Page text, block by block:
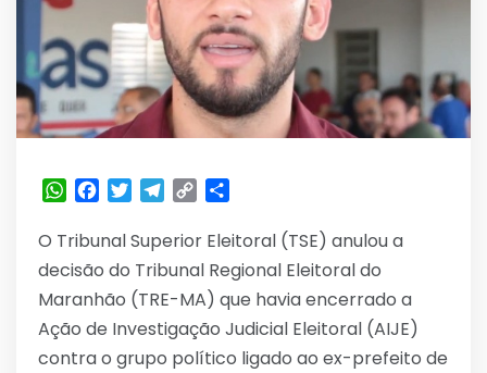
WhatsApp
Facebook
TwitterTelegram
Copy
O Tribunal Superior Eleitoral (TSE) anulou a
decisão do Tribunal Regional Eleitoral do
Maranhão (TRE-MA) que havia encerrado a
Ação de Investigação Judicial Eleitoral (AIJE)
contra o grupo político ligado ao ex-prefeito de